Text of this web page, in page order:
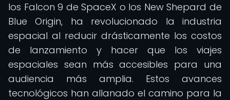
los Falcon 9 de SpaceX o los New Shepard de
Blue Origin, ha revolucionado la industria
espacial al reducir drásticamente los costos
de lanzamiento y hacer que los viajes
espaciales sean más accesibles para una
audiencia más amplia. Estos avances
tecnológicos han allanado el camino para la